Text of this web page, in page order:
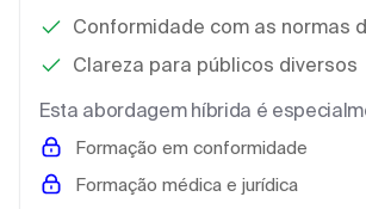
Conformidade com as normas
Clareza para públicos diversos
Esta abordagem híbrida é
Formação em conformidade
Formação médica e jurídica